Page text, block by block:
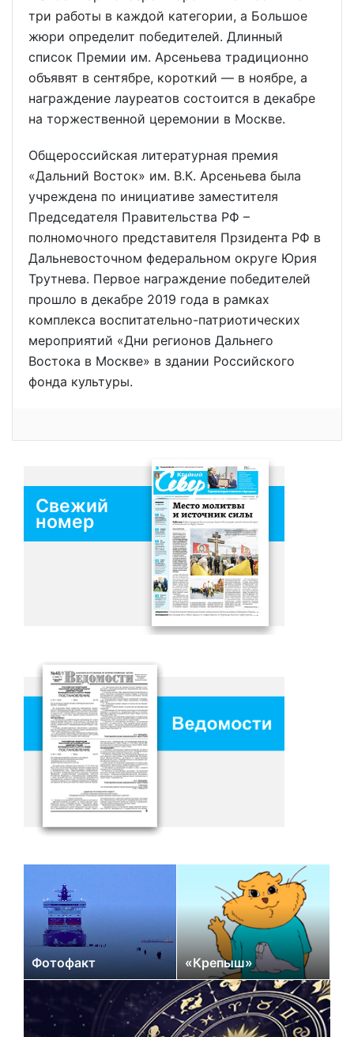
три работы в каждой категории, а Большое
жюри определит победителей. Длинный
список Премии им. Арсеньева традиционно
объявят в сентябре, короткий — в ноябре, а
награждение лауреатов состоится в декабре
на торжественной церемонии в Москве.
Общероссийская литературная премия
«Дальний Восток» им. В.К. Арсеньева была
учреждена по инициативе заместителя
Председателя Правительства РФ –
полномочного представителя Прзидента РФ в
Дальневосточном федеральном округе Юрия
Трутнева. Первое награждение победителей
прошло в декабре 2019 года в рамках
комплекса воспитательно-патриотических
мероприятий «Дни регионов Дальнего
Востока в Москве» в здании Российского
фонда культуры.
Свежий
номер
Фотофакт «Крепыш»